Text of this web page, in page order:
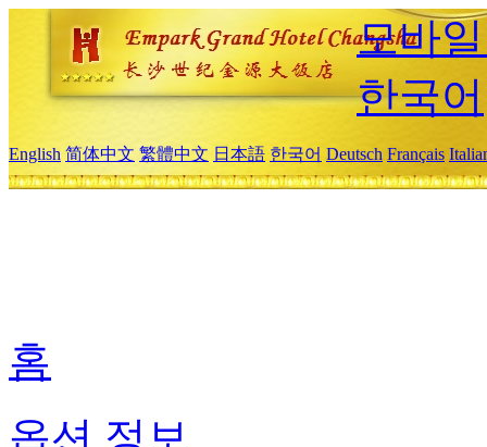
모바
한국어
English 简体中文 繁體中文 日本語 한국어 Deutsch Français
홈
옵션 정보